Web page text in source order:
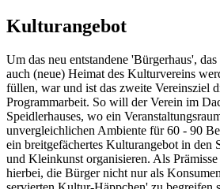
Kulturangebot
Um das neu entstandene 'Bürgerhaus',
auch (neue) Heimat des Kulturvereins
füllen, war und ist das zweite Vereinsziel
Programmarbeit. So will der Verein im
Speidlerhauses, wo ein
unvergleichlichen Ambiente für 60 - 90
ein breitgefächertes Kulturangebot in den
und Kleinkunst organisieren. Als
hierbei, die Bürger nicht nur als